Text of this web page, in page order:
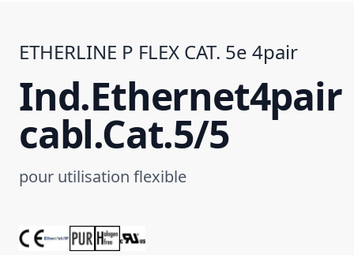
ETHERLINE P FLEX CAT. 5e 4pair
Ind.Ethernet4pair
cabl.Cat.5/5
pour utilisation flexible